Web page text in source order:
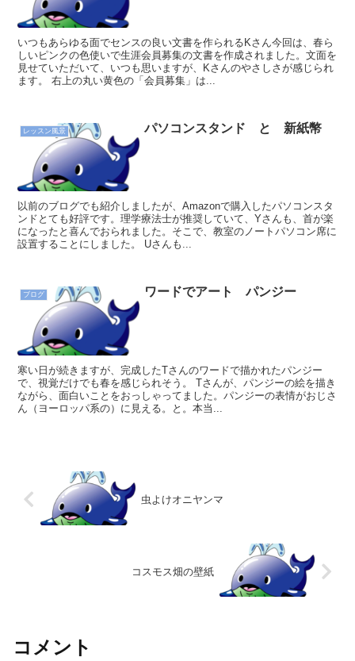
いつもあらゆる面でセンスの良い文書を作られるKさん今回は、春ら
しいピンクの色使いで生涯会員募集の文書を作成されました。文面を
見せていただいて、いつも思いますが、Kさんのやさしさが感じられ
ます。 右上の丸い黄色の「会員募集」は...
レッスン風景 パソコンスタンド と 新紙幣
以前のブログでも紹介しましたが、Amazonで購入したパソコンスタ
ンドとても好評です。理学療法士が推奨していて、Yさんも、首が楽
になったと喜んでおられました。そこで、教室のノートパソコン席に
設置することにしました。 Uさんも...
ブログ ワードでアート パンジー
寒い日が続きますが、完成したTさんのワードで描かれたパンジー
で、視覚だけでも春を感じられそう。 Tさんが、パンジーの絵を描き
ながら、面白いことをおっしゃってました。パンジーの表情がおじさ
ん（ヨーロッパ系の）に見える。と。本当...
虫よけオニヤンマ
コスモス畑の壁紙
コメント